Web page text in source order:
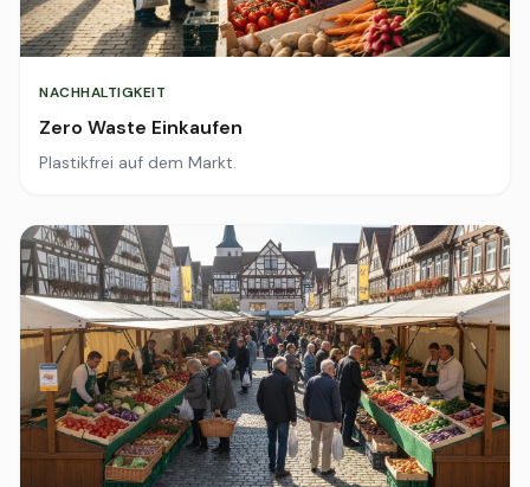
NACHHALTIGKEIT
Zero Waste Einkaufen
Plastikfrei auf dem Markt.